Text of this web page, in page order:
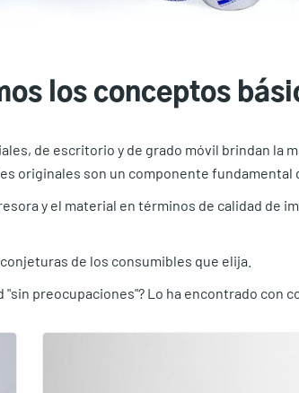
los conceptos
de escritorio y de grado móvil brindan la
originales son un componente fundamental
y el material en términos de calidad de
de los consumibles que elija.
preocupaciones"? Lo ha encontrado con